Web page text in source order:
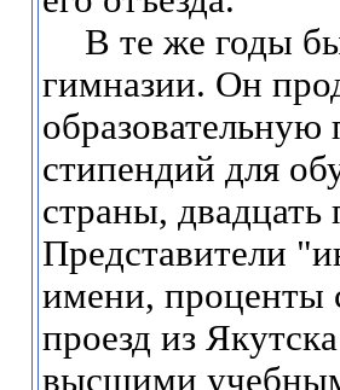
В те же годы
гимназии. Он
стипендий для
страны,
Представители
имени, проценты
проезд из
высшими